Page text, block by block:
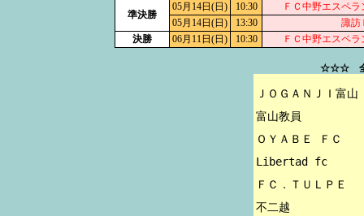
準決勝
05月14日(日) 10:30
ＦＣ中野エスペラ
05月14日(日)
13:30
諏訪
決勝
06月11日(日) 10:30 ＦＣ中野エスペラ
☆☆☆ 全
ＪＯＧＡＮＪＩ富山
富山教員
ＯＹＡＢＥ ＦＣ
Libertad fc
ＦＣ．ＴＵＬＰＥ
不二越